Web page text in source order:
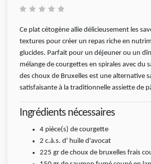
Ce plat cétogène allie délicieusement les
textures pour créer un repas riche en
glucides. Parfait pour un déjeuner ou un
mélange de courgettes en spirales avec du
des choux de Bruxelles est une alternative
satisfaisante à la traditionnelle assiette de
Ingrédients nécessaires
4 pièce(s) de courgette
2 c.à.s. d' huile d'avocat
225 gr de choux de bruxelles frais